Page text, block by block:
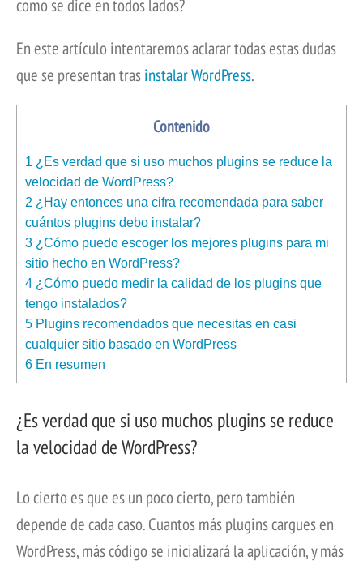
como se dice en todos lados?
En este artículo intentaremos aclarar todas estas dudas
que se presentan trasinstalar WordPress.
Contenido
1 ¿Es verdad que si uso muchos plugins se reduce la
velocidad de WordPress?
2 ¿Hay entonces una cifra recomendada para saber
cuántos plugins debo instalar?
3 ¿Cómo puedo escoger los mejores plugins para mi
sitio hecho en WordPress?
4 ¿Cómo puedo medir la calidad de los plugins que
tengo instalados?
5 Plugins recomendados que necesitas en casi
cualquier sitio basado en WordPress
6 En resumen
¿Es verdad que si uso muchos plugins se reduce
la velocidad de WordPress?
Lo cierto es que es un poco cierto, pero también
depende de cada caso. Cuantos más plugins cargues en
WordPress, más código se inicializará la aplicación, y más